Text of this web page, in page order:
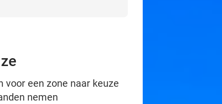
een zone naar keuze
nemen